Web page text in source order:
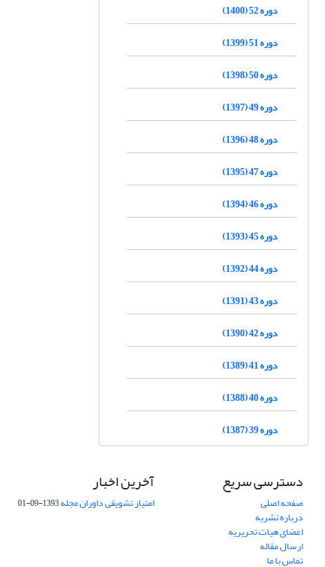
دوره 52 (1400)
دوره 51 (1399)
دوره 50 (1398)
دوره 49 (1397)
دوره 48 (1396)
دوره 47 (1395)
دوره 46 (1394)
دوره 45 (1393)
دوره 44 (1392)
دوره 43 (1391)
دوره 42 (1390)
دوره 41 (1389)
دوره 40 (1388)
دوره 39 (1387)
دسترسی سریع
صفحه اصلی
درباره نشریه
اعضای هیات تحریریه
ارسال مقاله
تماس با ما
آخرین اخبار
امتیاز تشویقی داوران مجله1393-09-01